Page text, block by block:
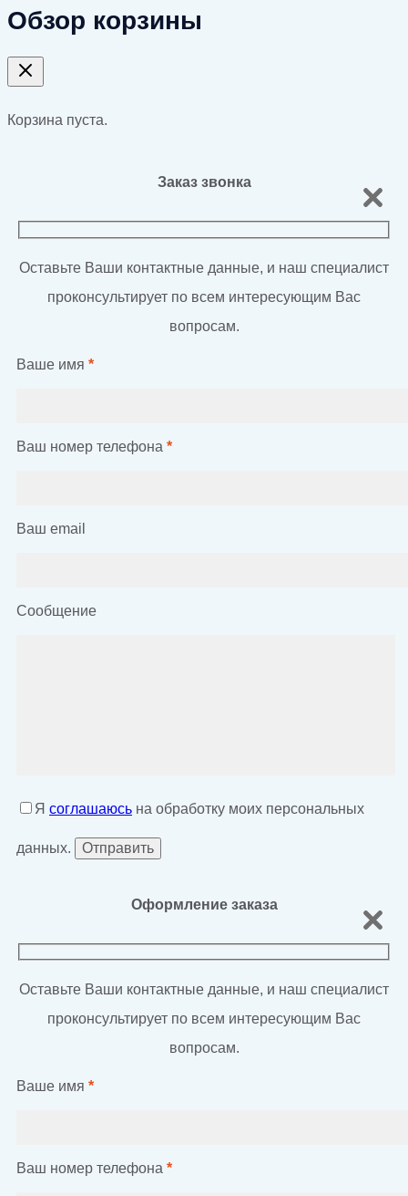
Обзор корзины
Корзина пуста.
Заказ звонка
Оставьте Ваши контактные данные, и наш специалист
проконсультирует по всем интересующим Вас
вопросам.
Ваше имя *
Ваш номер телефона *
Ваш email
Сообщение
Я соглашаюсь на обработку моих персональных
данных.
Оформление заказа
Оставьте Ваши контактные данные, и наш специалист
проконсультирует по всем интересующим Вас
вопросам.
Ваше имя *
Ваш номер телефона *